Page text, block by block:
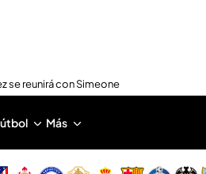
se reunirá con Simeone
Más